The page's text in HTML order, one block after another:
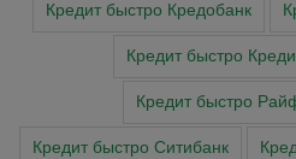
Кредит быстро Кредобанк
Кредит быстро
Кредит быстро
Кредит быстро Ситибанк